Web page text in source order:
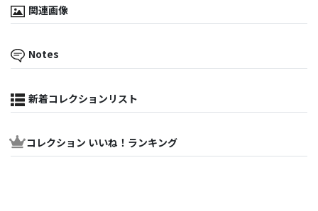
関連画像
Notes
新着コレクションリスト
コレクション いいね！ランキング